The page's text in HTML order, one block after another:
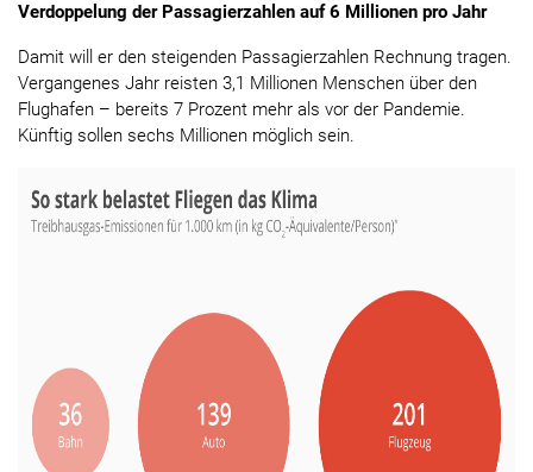
Verdoppelung der Passagierzahlen auf 6 Millionen pro Jahr
Damit will er den steigenden Passagierzahlen Rechnung tragen.
Vergangenes Jahr reisten 3,1 Millionen Menschen über den
Flughafen – bereits 7 Prozent mehr als vor der Pandemie.
Künftig sollen sechs Millionen möglich sein.